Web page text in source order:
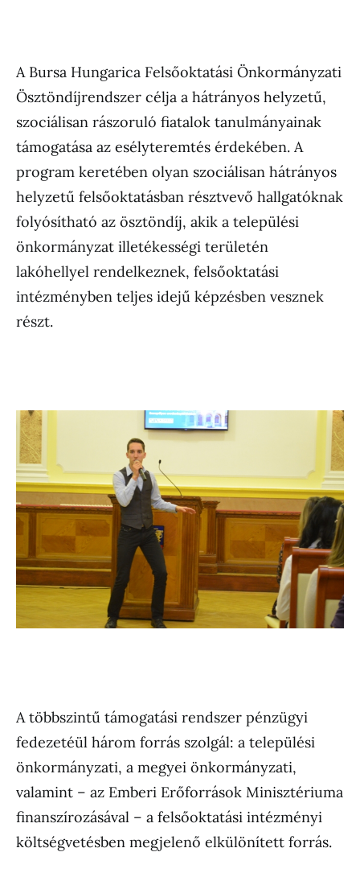
A Bursa Hungarica Felsőoktatási Önkormányzati
Ösztöndíjrendszer célja a hátrányos helyzetű,
szociálisan rászoruló fiatalok tanulmányainak
támogatása az esélyteremtés érdekében. A
program keretében olyan szociálisan hátrányos
helyzetű felsőoktatásban résztvevő hallgatóknak
folyósítható az ösztöndíj, akik a települési
önkormányzat illetékességi területén
lakóhellyel rendelkeznek, felsőoktatási
intézményben teljes idejű képzésben vesznek
részt.
A többszintű támogatási rendszer pénzügyi
fedezetéül három forrás szolgál: a települési
önkormányzati, a megyei önkormányzati,
valamint – az Emberi Erőforrások Minisztériuma
finanszírozásával – a felsőoktatási intézményi
költségvetésben megjelenő elkülönített forrás.